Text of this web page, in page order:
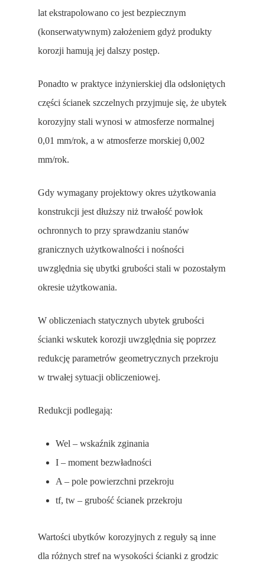
lat ekstrapolowano co jest bezpiecznym
(konserwatywnym) założeniem gdyż produkty
korozji hamują jej dalszy postęp.
Ponadto w praktyce inżynierskiej dla odsłoniętych
części ścianek szczelnych przyjmuje się, że ubytek
korozyjny stali wynosi w atmosferze normalnej
0,01 mm/rok, a w atmosferze morskiej 0,002
mm/rok.
Gdy wymagany projektowy okres użytkowania
konstrukcji jest dłuższy niż trwałość powłok
ochronnych to przy sprawdzaniu stanów
granicznych użytkowalności i nośności
uwzględnia się ubytki grubości stali w pozostałym
okresie użytkowania.
W obliczeniach statycznych ubytek grubości
ścianki wskutek korozji uwzględnia się poprzez
redukcję parametrów geometrycznych przekroju
w trwałej sytuacji obliczeniowej.
Redukcji podlegają:
Wel – wskaźnik zginania
I – moment bezwładności
A – pole powierzchni przekroju
tf, tw – grubość ścianek przekroju
Wartości ubytków korozyjnych z reguły są inne
dla różnych stref na wysokości ścianki z grodzic